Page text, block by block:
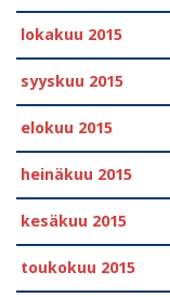
lokakuu 2015
syyskuu 2015
elokuu 2015
heinäkuu 2015
kesäkuu 2015
toukokuu 2015